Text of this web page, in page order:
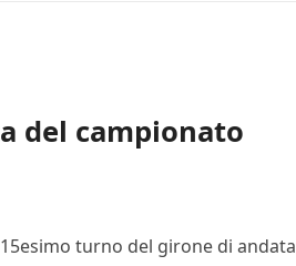
del campionato
turno del girone di andata